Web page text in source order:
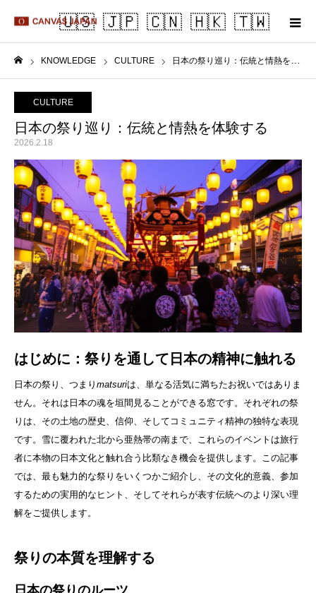
KNOWLEDGE CULTURE 日本の祭り巡り：伝統と情熱を体験する
CULTURE
日本の祭り巡り：伝統と情熱を体験する
2026.2.18
はじめに：祭りを通して日本の精神に触れる
日本の祭り、つまり matsuriは、単なる活気に満ちたお祝いではありま
せん。それは日本の魂を垣間見ることができる窓です。それぞれの祭
りは、その土地の歴史、信仰、そしてコミュニティ精神の独特な表現
です。雪に覆われた北から亜熱帯の南まで、これらのイベントは旅行
者に本物の日本文化と触れ合う比類なき機会を提供します。この記事
では、最も魅力的な祭りをいくつかご紹介し、その文化的意義、参加
するための実用的なヒント、そしてそれらが表す伝統へのより深い理
解をご提供します。
祭りの本質を理解する
日本の祭りのルーツ